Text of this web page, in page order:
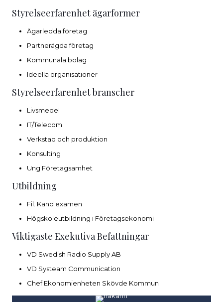
Styrelseerfarenhet ägarformer
Ägarledda företag
Partnerägda företag
Kommunala bolag
Ideella organisationer
Styrelseerfarenhet branscher
Livsmedel
IT/Telecom
Verkstad och produktion
Konsulting
Ung Företagsamhet
Utbildning
Fil. Kand examen
Högskoleutbildning i Företagsekonomi
Viktigaste Exekutiva Befattningar
VD Swedish Radio Supply AB
VD Systeam Communication
Chef Ekonomienheten Skövde Kommun